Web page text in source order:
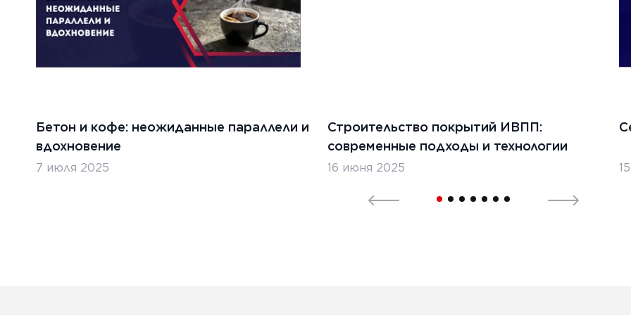
Бетон и кофе: неожиданные параллели и
вдохновение
7 июля 2025
Строительство покрытий ИВПП:
современные подходы и технологии
16 июня 2025